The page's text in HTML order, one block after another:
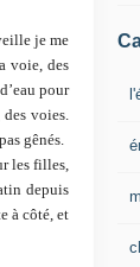
je me
voie, des
pour
voies.
gênés.
les filles,
depuis
à côté, et